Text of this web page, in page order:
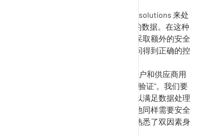
SupplyOn solutions 来处
理根据分类指南被列为 "机密 "的数据。在这种
情况下，客户和供应商都需要采取额外的安全
措施，以确保对这些数据的访问得到正确的控
门户网站为客户和供应商用
户的登录引入了新功能 "双因素验证"。我们要
求您为您的用户实施该功能，以满足数据处理
的安全要求。您可能已经从其他同样需要安全
访问的服务（如网上银行）中熟悉了双因素身